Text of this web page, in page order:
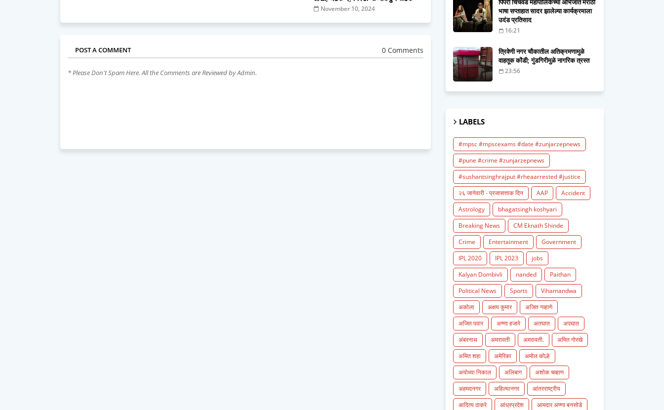
November 10, 2024
POST A COMMENT 0 Comments
* Please Don't Spam Here. All the Comments are Reviewed by Admin.
पिंपरी चिंचवड महापालिकेच्या अभिजात मराठी
भाषा सप्ताहात सादर झालेल्या कार्यक्रमाला
उदंड प्रतिसाद
16:21
त्रिवेणी नगर चौकातील अतिक्रमणामुळे
वाहतूक कोंडी; गुंडगिरीमुळे नागरिक त्रस्त
23:56
LABELS
#mpsc #mpscexams #date #zunjarzepnews
#pune #crime #zunjarzepnews
#sushantsinghrajput #rheaarrested #justice
२६ जानेवारी - प्रजासत्ताक दिन
AAP
Accident
Astrology
bhagatsingh koshyari
Breaking News
CM Eknath Shinde
Crime
Entertainment
Government
IPL 2020
IPL 2023
jobs
Kalyan Dombivli
nanded
Paithan
Political News
Sports
Vihamandwa
अकोला
अक्षय कुमार
अजित गव्हाणे
अजित पवार
अण्णा हजारे अतघात
अपघात
अंबरनाथ
अमरावती अमरावती.
अमित गोरखे
अमित शहा
अमेरिका
अमोल कोल्हे
अयोध्या निकाल
अलिबाग
अशोक चव्हाण
अहमदनगर
अहिल्यानगर
आंतरराष्ट्रीय
आदित्य ठाकरे
आंध्रप्रदेश
आमदार अण्णा बनसोडे